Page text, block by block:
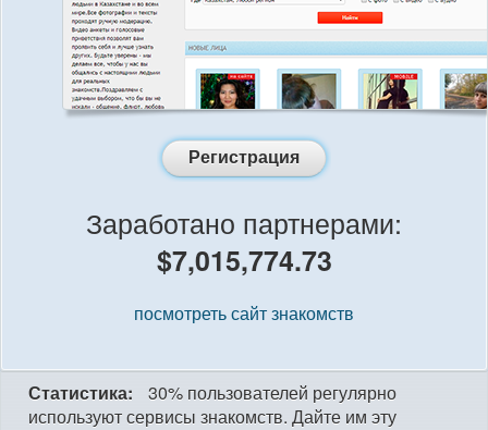
Регистрация
Заработано партнерами:
$7,015,774.73
посмотреть сайт знакомств
Статистика:
30% пользователей регулярно
используют сервисы знакомств. Дайте им эту